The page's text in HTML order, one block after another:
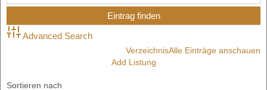
Advanced Search
VerzeichnisAlle Einträge anschauen
Add Listung
Sortieren nach